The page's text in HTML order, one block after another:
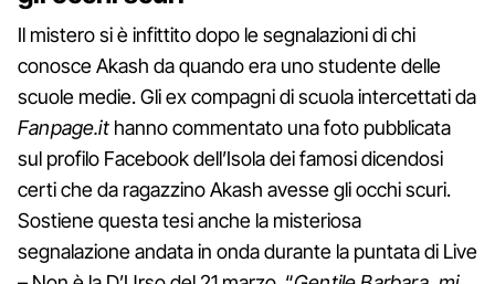
Il mistero si è infittito dopo le segnalazioni di chi
conosce Akash da quando era uno studente delle
scuole medie. Gli ex compagni di scuola intercettati da
Fanpage.ithanno commentato una foto pubblicata
sul profilo Facebook dell’Isola dei famosi dicendosi
certi che da ragazzino Akash avesse gli occhi scuri.
Sostiene questa tesi anche la misteriosa
segnalazione andata in onda durante la puntata di Live